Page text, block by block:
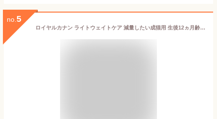
no. 5
ロイヤルカナン ライトウェイトケア 減量したい成猫用 生後12ヵ月齢以上 1.5kg (猫・キャット)